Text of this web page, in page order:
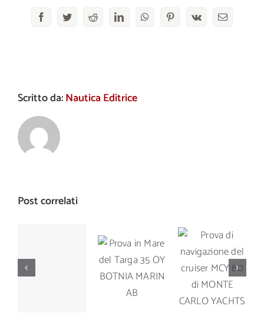
FacebookTwitterRedditLinkedInWhatsAppPinterestVk Email
Scritto da:Nautica Editrice
Post correlati
Prova di
navigazione
Prova in
Mare del
Targa 35
OY
BOTNIA
navigazione
del cruiser
MCY 80 di
CARLO